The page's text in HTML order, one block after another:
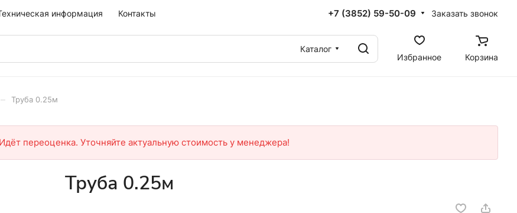
информация Контакты +7 (3852) 59-50-09 Заказать звонок
Каталог
Избранное
Корзина
Труба 0.25м
переоценка. Уточняйте актуальную стоимость у менеджера!
Труба 0.25м